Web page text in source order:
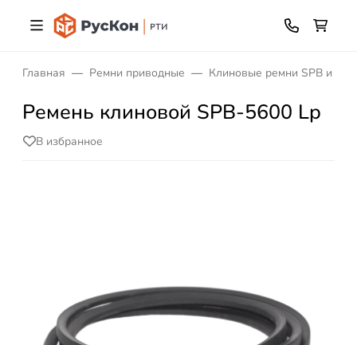
Главная Ремни приводные Клиновые ремни SPB и XPB
Ремень клиновой SPB-5600 Lp
В избранное